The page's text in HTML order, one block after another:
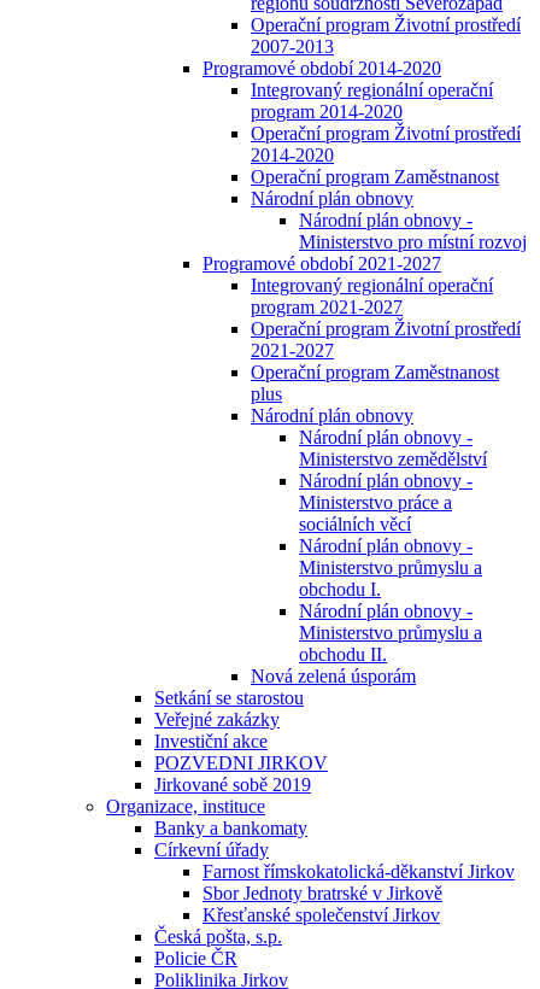
Operační program Životní prostředí
2007-2013
Programové období 2014-2020
Integrovaný regionální operační
program 2014-2020
Operační program Životní prostředí
2014-2020
Operační program Zaměstnanost
Národní plán obnovy
Národní plán obnovy -
Ministerstvo pro místní rozvoj
Programové období 2021-2027
Integrovaný regionální operační
program 2021-2027
Operační program Životní prostředí
2021-2027
Operační program Zaměstnanost
plus
Národní plán obnovy
Národní plán obnovy -
Ministerstvo zemědělství
Národní plán obnovy -
Ministerstvo práce a
sociálních věcí
Národní plán obnovy -
Ministerstvo průmyslu a
obchodu I.
Národní plán obnovy -
Ministerstvo průmyslu a
obchodu II.
Nová zelená úsporám
Setkání se starostou
Veřejné zakázky
Investiční akce
POZVEDNI JIRKOV
Jirkované sobě 2019
Organizace, instituce
Banky a bankomaty
Církevní úřady
Farnost římskokatolická-děkanství Jirkov
Sbor Jednoty bratrské v Jirkově
Křesťanské společenství Jirkov
Česká pošta, s.p.
Policie ČR
Poliklinika Jirkov